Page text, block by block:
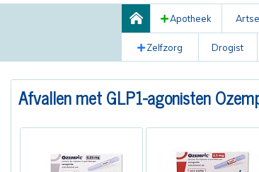
Apotheek
Zelfzorg Drogist
Afvallen met GLP1-agonisten